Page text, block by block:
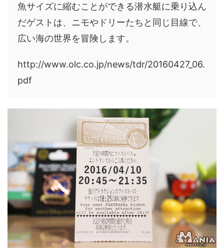
魚サイズに縮むことができる潜水艇に乗り込ん
だゲストは、ニモやドリーたちと同じ目線で、
広い海の世界を冒険します。
http://www.olc.co.jp/news/tdr/20160427_06.
pdf